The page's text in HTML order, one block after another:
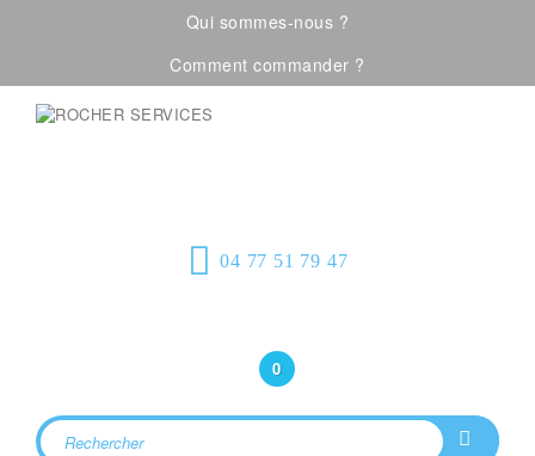
Qui sommes-nous ?
Comment commander ?
04 77 51 79 47
0